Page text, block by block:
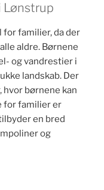
Lønstrup
for familier, da der
aldre. Børnene
og vandrestier i
landskab. Der
hvor børnene kan
for familier er
en bred
og